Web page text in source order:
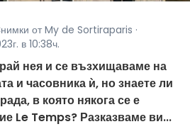
от My de Sortiraparis ·
в 10:38ч.
нея и се възхищаваме на
и часовника ѝ, но знаете ли
в която някога се е
Le Temps? Разказваме ви...